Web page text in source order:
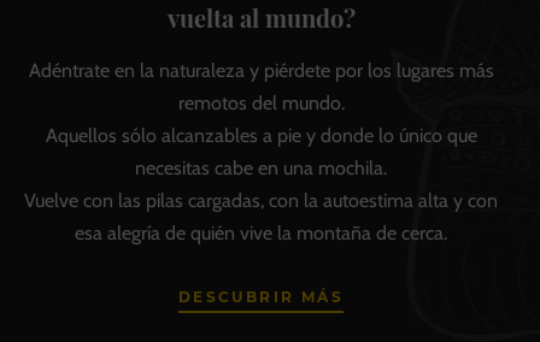
vuelta al mundo?
Adéntrate en la naturaleza y piérdete por los lugares más
remotos del mundo.
Aquellos sólo alcanzables a pie y donde lo único que
necesitas cabe en una mochila.
Vuelve con las pilas cargadas, con la autoestima alta y con
esa alegría de quién vive la montaña de cerca.
DESCUBRIR MÁS